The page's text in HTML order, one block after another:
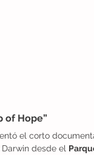
of Hope”
el corto
desde el